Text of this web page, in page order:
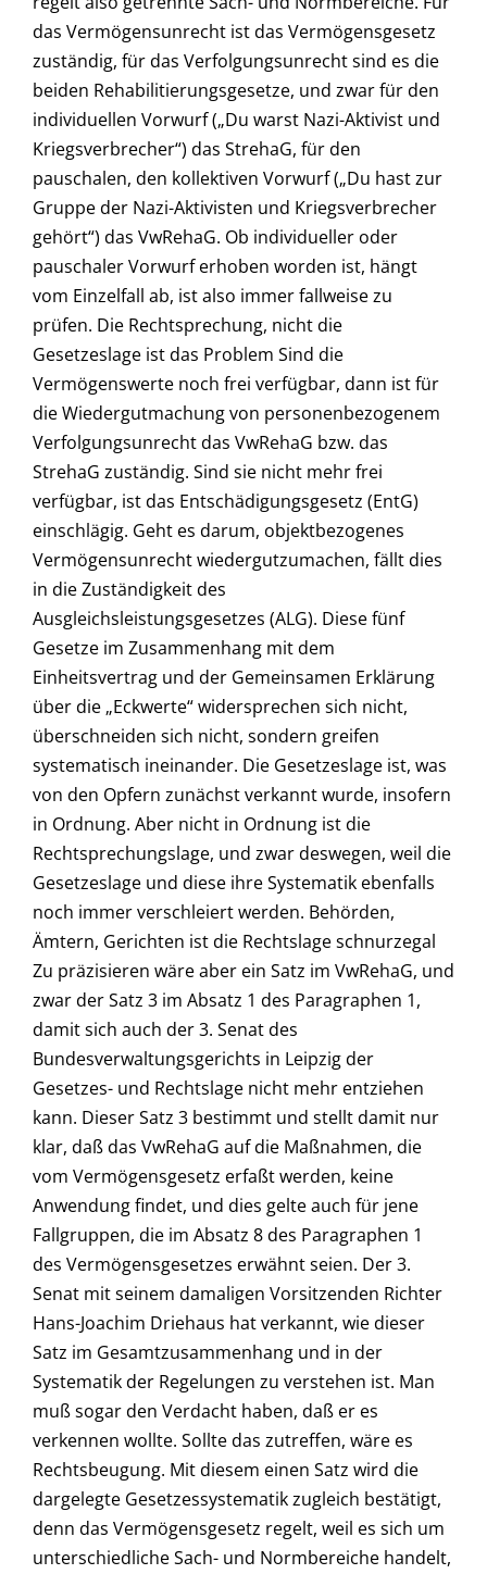
das Vermögensunrecht ist das Vermögensgesetz
zuständig, für das Verfolgungsunrecht sind es die
beiden Rehabilitierungsgesetze, und zwar für den
individuellen Vorwurf („Du warst Nazi-Aktivist und
Kriegsverbrecher“) das StrehaG, für den
pauschalen, den kollektiven Vorwurf („Du hast zur
Gruppe der Nazi-Aktivisten und Kriegsverbrecher
gehört“) das VwRehaG. Ob individueller oder
pauschaler Vorwurf erhoben worden ist, hängt
vom Einzelfall ab, ist also immer fallweise zu
prüfen. Die Rechtsprechung, nicht die
Gesetzeslage ist das Problem Sind die
Vermögenswerte noch frei verfügbar, dann ist für
die Wiedergutmachung von personenbezogenem
Verfolgungsunrecht das VwRehaG bzw. das
StrehaG zuständig. Sind sie nicht mehr frei
verfügbar, ist das Entschädigungsgesetz (EntG)
einschlägig. Geht es darum, objektbezogenes
Vermögensunrecht wiedergutzumachen, fällt dies
in die Zuständigkeit des
Ausgleichsleistungsgesetzes (ALG). Diese fünf
Gesetze im Zusammenhang mit dem
Einheitsvertrag und der Gemeinsamen Erklärung
über die „Eckwerte“ widersprechen sich nicht,
überschneiden sich nicht, sondern greifen
systematisch ineinander. Die Gesetzeslage ist, was
von den Opfern zunächst verkannt wurde, insofern
in Ordnung. Aber nicht in Ordnung ist die
Rechtsprechungslage, und zwar deswegen, weil die
Gesetzeslage und diese ihre Systematik ebenfalls
noch immer verschleiert werden. Behörden,
Ämtern, Gerichten ist die Rechtslage schnurzegal
Zu präzisieren wäre aber ein Satz im VwRehaG, und
zwar der Satz 3 im Absatz 1 des Paragraphen 1,
damit sich auch der 3. Senat des
Bundesverwaltungsgerichts in Leipzig der
Gesetzes- und Rechtslage nicht mehr entziehen
kann. Dieser Satz 3 bestimmt und stellt damit nur
klar, daß das VwRehaG auf die Maßnahmen, die
vom Vermögensgesetz erfaßt werden, keine
Anwendung findet, und dies gelte auch für jene
Fallgruppen, die im Absatz 8 des Paragraphen 1
des Vermögensgesetzes erwähnt seien. Der 3.
Senat mit seinem damaligen Vorsitzenden Richter
Hans-Joachim Driehaus hat verkannt, wie dieser
Satz im Gesamtzusammenhang und in der
Systematik der Regelungen zu verstehen ist. Man
muß sogar den Verdacht haben, daß er es
verkennen wollte. Sollte das zutreffen, wäre es
Rechtsbeugung. Mit diesem einen Satz wird die
dargelegte Gesetzessystematik zugleich bestätigt,
denn das Vermögensgesetz regelt, weil es sich um
unterschiedliche Sach- und Normbereiche handelt,